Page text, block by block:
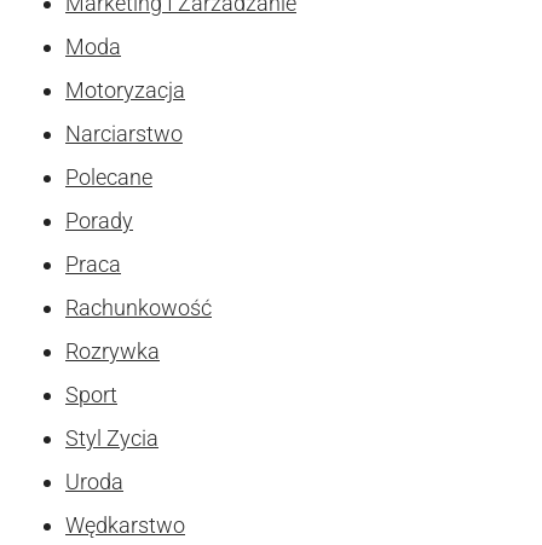
Moda
Motoryzacja
Narciarstwo
Polecane
Porady
Praca
Rachunkowość
Rozrywka
Sport
Styl Zycia
Uroda
Wędkarstwo